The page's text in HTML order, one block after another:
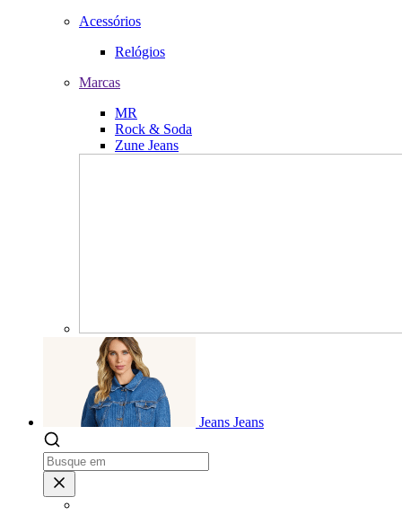
Acessórios
Relógios
Marcas
MR
Rock & Soda
Zune Jeans
Jeans Jeans